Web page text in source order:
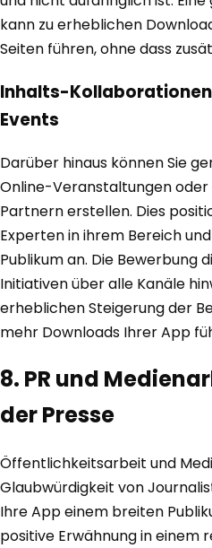
kann zu erheblichen
Seiten führen, ohne dass
Inhalts-
Events
Darüber hinaus können Sie
Online-Veranstaltungen
Partnern erstellen. Dies
Experten in ihrem Bereich
Publikum an. Die Bewerbung
Initiativen über alle Kanäle
erheblichen Steigerung der
mehr Downloads Ihrer App
8. PR und
der Presse
Öffentlichkeitsarbeit und
Glaubwürdigkeit von
Ihre App einem breiten
positive Erwähnung in einem